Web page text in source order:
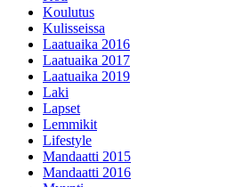
Koulutus
Kulisseissa
Laatuaika 2016
Laatuaika 2017
Laatuaika 2019
Laki
Lapset
Lemmikit
Lifestyle
Mandaatti 2015
Mandaatti 2016